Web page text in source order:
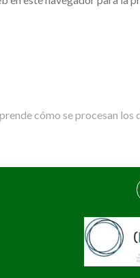
cómo se procesan los